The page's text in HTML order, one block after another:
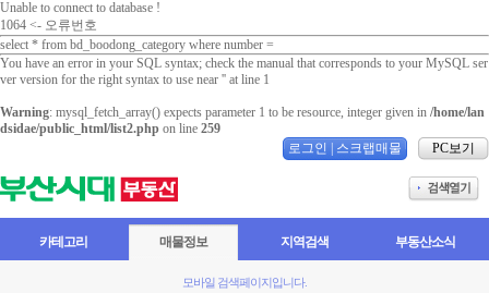
Unable to connect to database !
1064 <- 오류번호
select * from bd_boodong_category where number =
You have an error in your SQL syntax; check the manual that corresponds to your MySQL ser
ver version for the right syntax to use near '' at line 1
Warning: mysql_fetch_array() expects parameter 1 to be resource, integer given in /home/lan
dsidae/public_html/list2.php on line 259
로그인
스크랩매물 PC보기
카테고리 매물정보 지역검색 부동산소식
모바일 검색페이지입니다.